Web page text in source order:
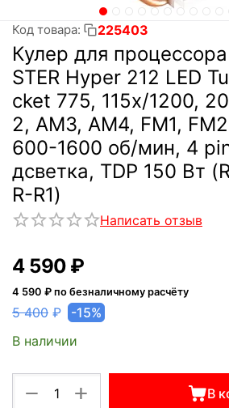
Код товара: 225403
Кулер для
STER Hyper 212 LED
cket 775, 115x/1200,
2, AM3, AM4, FM1,
600-1600 об/мин, 4
дсветка, TDP 150 Вт
R-R1)
Написать отзыв
4 590 ₽
4 590 ₽ по безналичному расчёту
5 400 ₽
-15%
В наличии
+
− В